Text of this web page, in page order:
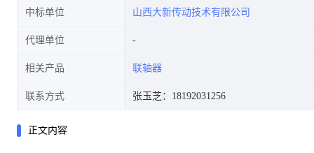
中标单位 山西大新传动技术有限公司
代理单位
相关产品 联轴器
联系方式 张玉芝：18192031256
正文内容